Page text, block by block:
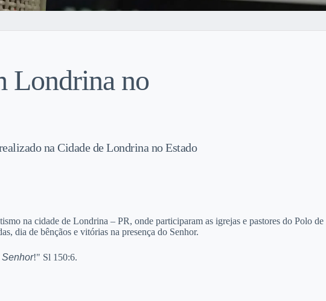
Londrina no
na Cidade de Londrina no Estado
na cidade de Londrina – PR, onde participaram as igrejas e pastores do Polo
dia de bênçãos e vitórias na presença do Senhor.
Senhor!" Sl 150:6.